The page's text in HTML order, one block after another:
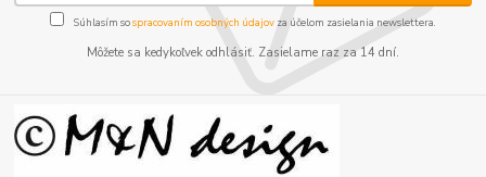
Súhlasím sospracovaním osobných údajov za účelom zasielania newslettera.
Môžete sa kedykoľvek odhlásiť. Zasielame raz za 14 dní.